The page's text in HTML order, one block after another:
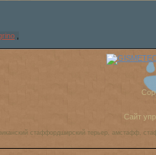
Сайт
стаффордширский терьер, амстафф,